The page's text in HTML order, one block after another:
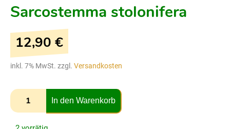
Sarcostemma stolonifera
12,90 €
inkl. 7% MwSt. zzgl. Versandkosten
In den Warenkorb